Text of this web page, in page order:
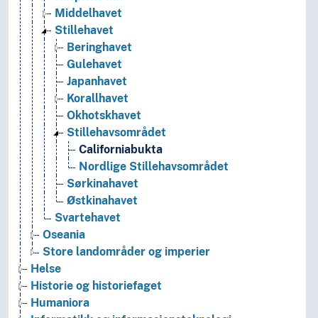
Middelhavet
Stillehavet
Beringhavet
Gulehavet
Japanhavet
Korallhavet
Okhotskhavet
Stillehavsområdet
Californiabukta
Nordlige Stillehavsområdet
Sørkinahavet
Østkinahavet
Svartehavet
Oseania
Store landområder og imperier
Helse
Historie og historiefaget
Humaniora